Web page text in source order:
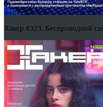
Хакер #323. Беспроводной